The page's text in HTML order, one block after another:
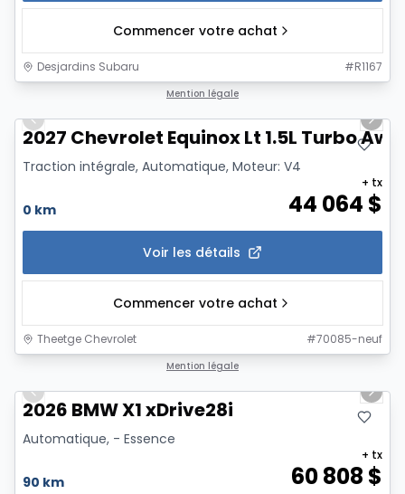
Commencer votre achat
Desjardins Subaru #R1167
Mention légale
Previous slide
Next
2027 Chevrolet Equinox Lt 1.5L Turbo Awd
Traction intégrale, Automatique, Moteur: V4
0 km 44 064 $
+ tx
Voir les détails
Commencer votre achat
Theetge Chevrolet #70085-neuf
Mention légale
Previous slide
Next
2026 BMW X1 xDrive28i
Automatique, - Essence
90 km 60 808 $
+ tx